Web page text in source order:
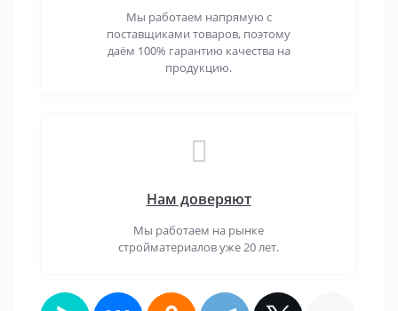
Мы работаем напрямую с
поставщиками товаров, поэтому
даём 100% гарантию качества на
продукцию.
Нам доверяют
Мы работаем на рынке
стройматериалов уже 20 лет.